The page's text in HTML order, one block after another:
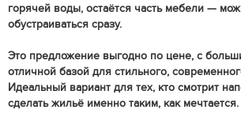
горячей воды, остаётся часть мебели —
обустраиваться сразу.
Это предложение выгодно по цене, с
отличной базой для стильного,
Идеальный вариант для тех, кто смотрит
сделать жильё именно таким, как мечтается.